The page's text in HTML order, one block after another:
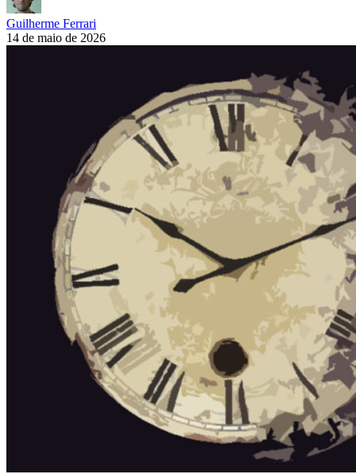
Guilherme Ferrari
14 de maio de 2026